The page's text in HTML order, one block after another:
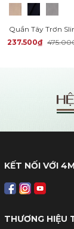
237.500₫
KẾT NỐI VỚI
THƯƠNG HIỆU